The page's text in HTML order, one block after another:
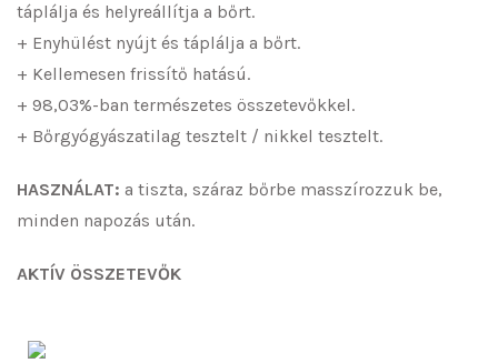
táplálja és helyreállítja a bőrt.
+ Enyhülést nyújt és táplálja a bőrt.
+ Kellemesen frissítő hatású.
+ 98,03%-ban természetes összetevőkkel.
+ Bőrgyógyászatilag tesztelt / nikkel tesztelt.
HASZNÁLAT: a tiszta, száraz bőrbe masszírozzuk be,
minden napozás után.
AKTÍV ÖSSZETEVŐK